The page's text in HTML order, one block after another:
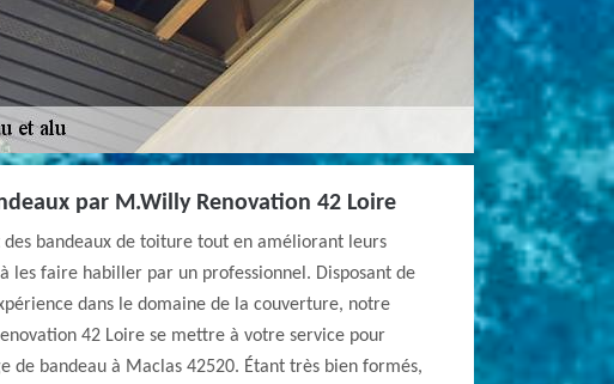
par M.Willy Renovation 42 Loire
des bandeaux de toiture tout en améliorant leurs
les faire habiller par un professionnel. Disposant de
dans le domaine de la couverture, notre
42 Loire se mettre à votre service pour
de bandeau à Maclas 42520. Étant très bien formés,